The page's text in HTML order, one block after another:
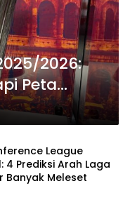
2026:
Peta
Berubah
League
4 Prediksi Arah Laga
Banyak Meleset